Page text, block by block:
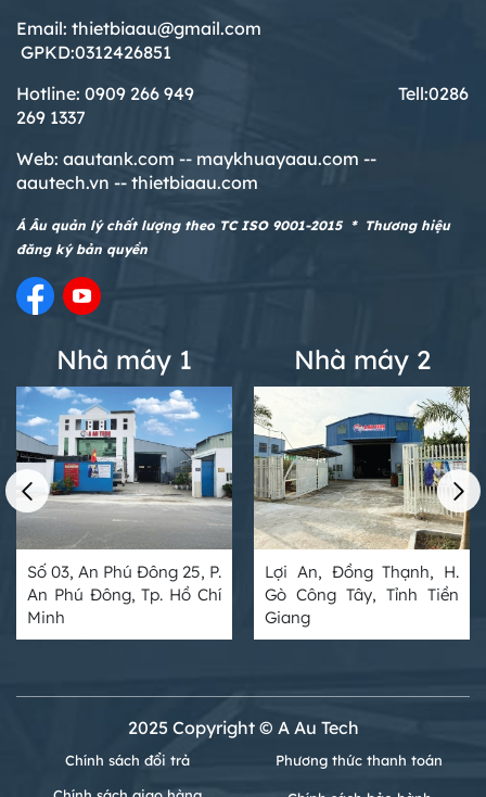
Email: thietbiaau@gmail.com
GPKD:0312426851
Hotline: 0909 266 949 Tell:0286
269 1337
Web: aautank.com -- maykhuayaau.com --
aautech.vn -- thietbiaau.com
Á Âu quản lý chất lượng theo TC ISO 9001-2015 * Thương hiệu
đăng ký bản quyền
Nhà máy 1
Số 03, An Phú Đông 25, P.
An Phú Đông, Tp. Hồ Chí
Minh
Nhà máy 2
Lợi An, Đồng Thạnh, H.
Gò Công Tây, Tỉnh Tiền
Giang
2025 Copyright © A Au Tech
Chính sách đổi trả
Phương thức thanh toán